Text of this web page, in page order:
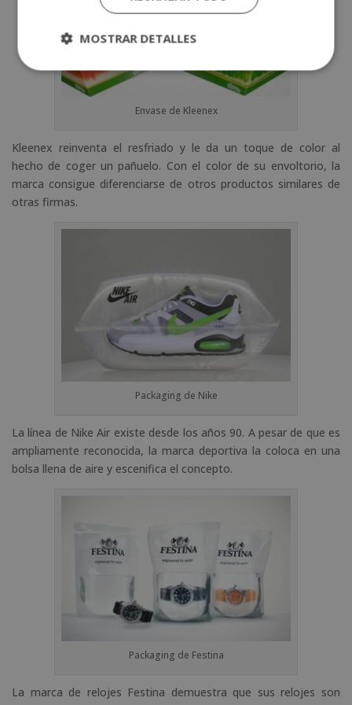
Envase de Kleenex
Kleenex reinventa el resfriado y le da un toque de color al
hecho de coger un pañuelo. Con el color de su envoltorio, la
marca consigue diferenciarse de otros productos similares de
otras firmas.
Packaging de Nike
La línea de Nike Air existe desde los años 90. A pesar de que es
ampliamente reconocida, la marca deportiva la coloca en una
bolsa llena de aire y escenifica el concepto.
Packaging de Festina
La marca de relojes Festina demuestra que sus relojes son
MOSTRAR DETALLES